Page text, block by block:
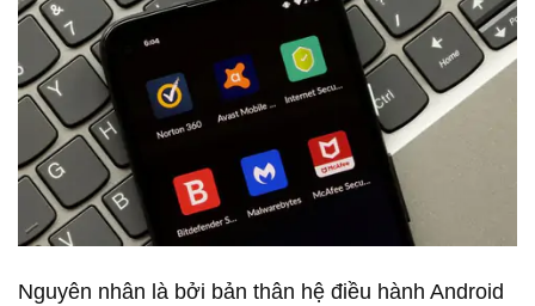
Nguyên nhân là bởi bản thân hệ điều hành Android